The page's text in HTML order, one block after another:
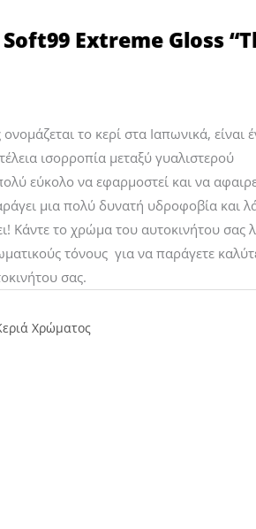
Extreme Gloss
το κερί στα Ιαπωνικά, είναι
ισορροπία μεταξύ γυαλιστερού
εύκολο να εφαρμοστεί και να
μια πολύ δυνατή υδροφοβία και
Κάντε το χρώμα του αυτοκινήτου σας
τόνους για να παράγετε
σας.
Χρώματος